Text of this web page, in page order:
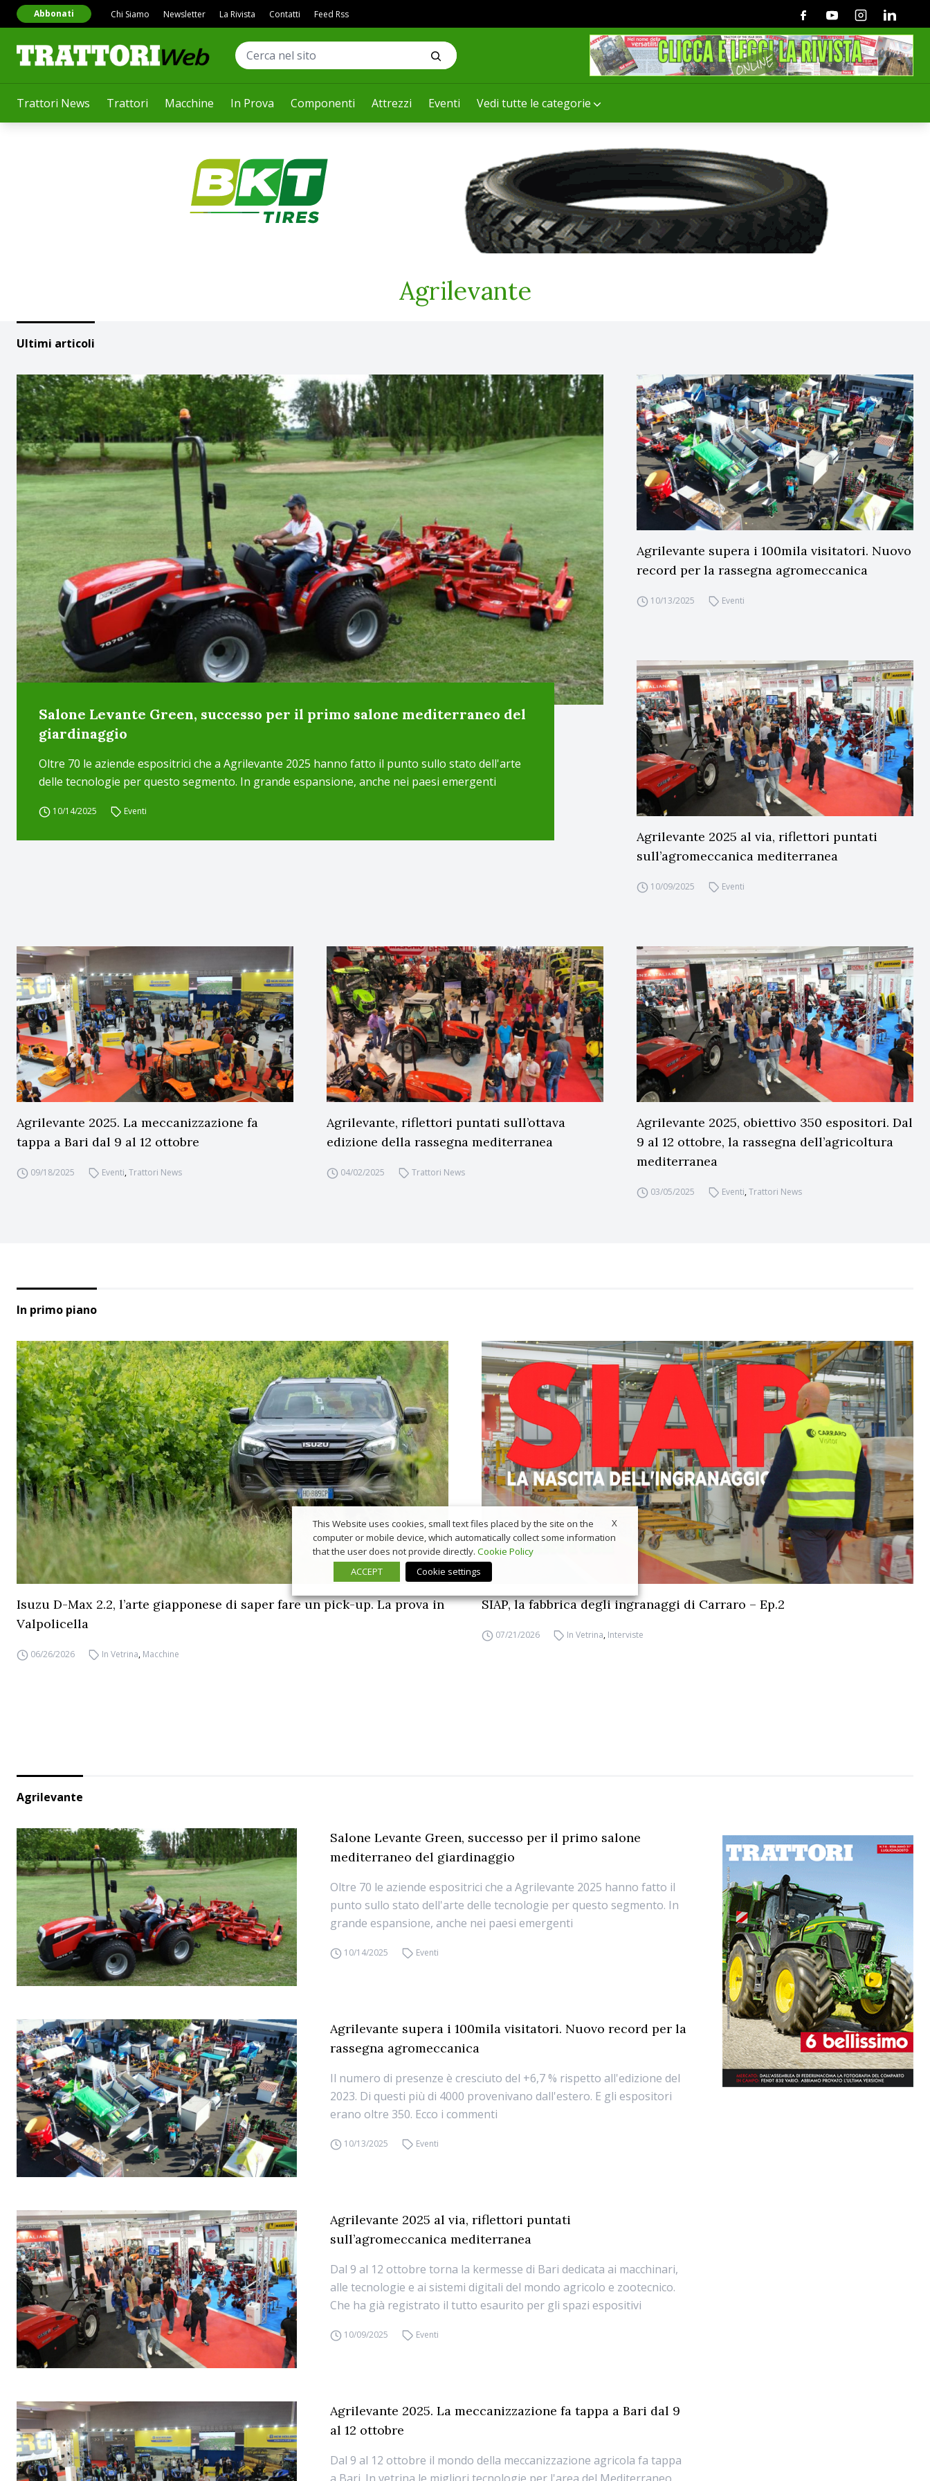
Trattori News Trattori Macchine In Prova Componenti Attrezzi Eventi Vedi tutte le categorie
Abbonati Chi Siamo Newsletter La Rivista Contatti Feed Rss FacebookYoutubeInstagramLinkedin
Agrilevante
Ultimi articoli
Salone Levante Green, successo per il primo salone mediterraneo del
giardinaggio
Oltre 70 le aziende espositrici che a Agrilevante 2025 hanno fatto il punto sullo stato dell'arte
delle tecnologie per questo segmento. In grande espansione, anche nei paesi emergenti
10/14/2025 Eventi
Agrilevante supera i 100mila visitatori. Nuovo
record per la rassegna agromeccanica
10/13/2025 Eventi
Agrilevante 2025 al via, riflettori puntati
sull’agromeccanica mediterranea
10/09/2025 Eventi
Agrilevante 2025. La meccanizzazione fa
tappa a Bari dal 9 al 12 ottobre
09/18/2025 Eventi,Trattori News
Agrilevante, riflettori puntati sull’ottava
edizione della rassegna mediterranea
04/02/2025 Trattori News
Agrilevante 2025, obiettivo 350 espositori. Dal
9 al 12 ottobre, la rassegna dell’agricoltura
mediterranea
03/05/2025 Eventi,Trattori News
In primo piano
Isuzu D-Max 2.2, l’arte giapponese di saper fare un pick-up. La prova in
Valpolicella
06/26/2026 In Vetrina, Macchine
SIAP, la fabbrica degli ingranaggi di Carraro – Ep.2
07/21/2026 In Vetrina, Interviste
Agrilevante
Salone Levante Green, successo per il primo salone
mediterraneo del giardinaggio
Oltre 70 le aziende espositrici che a Agrilevante 2025 hanno fatto il
punto sullo stato dell'arte delle tecnologie per questo segmento. In
grande espansione, anche nei paesi emergenti
10/14/2025 Eventi
Agrilevante supera i 100mila visitatori. Nuovo record per la
rassegna agromeccanica
Il numero di presenze è cresciuto del +6,7 % rispetto all'edizione del
2023. Di questi più di 4000 provenivano dall'estero. E gli espositori
erano oltre 350. Ecco i commenti
10/13/2025 Eventi
Agrilevante 2025 al via, riflettori puntati
sull’agromeccanica mediterranea
Dal 9 al 12 ottobre torna la kermesse di Bari dedicata ai macchinari,
alle tecnologie e ai sistemi digitali del mondo agricolo e zootecnico.
Che ha già registrato il tutto esaurito per gli spazi espositivi
10/09/2025 Eventi
Agrilevante 2025. La meccanizzazione fa tappa a Bari dal 9
al 12 ottobre
Dal 9 al 12 ottobre il mondo della meccanizzazione agricola fa tappa
X
This Website uses cookies, small text files placed by the site on the
computer or mobile device, which automatically collect some information
that the user does not provide directly. Cookie Policy
ACCEPT
Cookie settings